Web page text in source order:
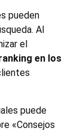
pueden
Al
el
en los
puede
«Consejos